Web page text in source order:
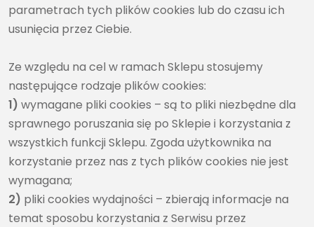
parametrach tych plików cookies lub do czasu ich
usunięcia przez Ciebie.
Ze względu na cel w ramach Sklepu stosujemy
następujące rodzaje plików cookies:
1) wymagane pliki cookies – są to pliki niezbędne dla
sprawnego poruszania się po Sklepie i korzystania z
wszystkich funkcji Sklepu. Zgoda użytkownika na
korzystanie przez nas z tych plików cookies nie jest
wymagana;
2) pliki cookies wydajności – zbierają informacje na
temat sposobu korzystania z Serwisu przez